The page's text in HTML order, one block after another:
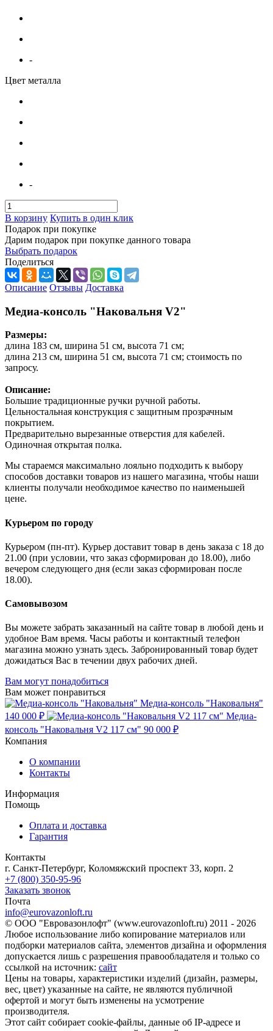
-
Цвет металла
-
В корзину Купить в один клик
Подарок при покупке
Дарим подарок при покупке данного товара
Выбрать подарок
Поделиться
Описание Отзывы Доставка
Медиа-консоль "Наковальня V2"
Размеры:
длина 183 см, ширина 51 см, высота 71 см;
длина 213 см, ширина 51 см, высота 71 см; стоимость по
запросу.
Описание:
Большие традиционные ручки ручной работы.
Цельностальная конструкция с защитным прозрачным
покрытием.
Предварительно вырезанные отверстия для кабелей.
Одиночная открытая полка.
Мы стараемся максимально лояльно подходить к выбору
способов доставки товаров из нашего магазина, чтобы наши
клиенты получали необходимое качество по наименьшей
цене.
Курьером по городу
Курьером (пн-пт). Курьер доставит товар в день заказа с 18 до
21.00 (при условии, что заказ сформирован до 18.00), либо
вечером следующего дня (если заказ сформирован после
18.00).
Самовывозом
Вы можете забрать заказанный на сайте товар в любой день и
удобное Вам время. Часы работы и контактный телефон
магазина можно узнать здесь. Забронированный товар будет
дожидаться Вас в течении двух рабочих дней.
Вам могут понадобиться
Вам может понравиться
Медиа-консоль "Наковальня"
140 000 ₽
Медиа-
консоль "Наковальня V2 117 см" 90 000 ₽
Компания
О компании
Контакты
Информация
Помощь
Оплата и доставка
Гарантия
Контакты
г. Санкт-Петербург, Коломяжский проспект 33, корп. 2
+7 (800) 350-95-96
Заказать звонок
Почта
info@eurovazonloft.ru
© ООО "Евровазонлофт" (www.eurovazonloft.ru) 2011 - 2026
Любое использование либо копирование материалов или
подборки материалов сайта, элементов дизайна и оформления
допускается лишь с разрешения правообладателя и только со
ссылкой на источник: сайт
Цены на товары, характеристики изделий (дизайн, размеры,
вес, цвет) указанные на сайте, не являются публичной
офертой и могут быть изменены на усмотрение
производителя.
Этот сайт собирает cookie-файлы, данные об IP-адресе и